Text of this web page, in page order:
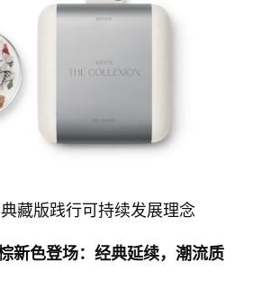
藏版践行可持续发展理念
新色登场：经典延续，潮流质